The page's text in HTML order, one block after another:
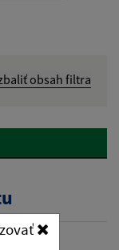
obsah filtra